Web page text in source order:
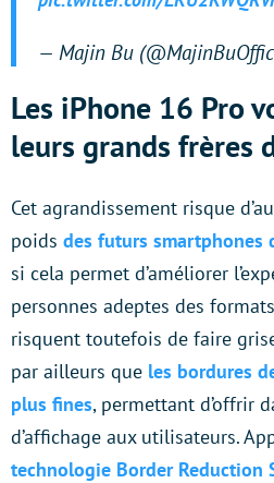
— Majin Bu
Les iPhone 16 Pro
leurs grands frères
Cet agrandissement risque
poids des futurs smartphones
si cela permet d’améliorer
personnes adeptes des
risquent toutefois de faire
par ailleurs que les bordures
plus fines, permettant d’offrir
d’affichage aux utilisateurs.
technologie Border Reduction